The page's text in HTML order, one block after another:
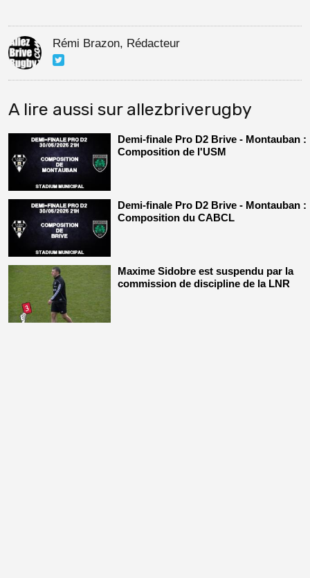
Rémi Brazon, Rédacteur
A lire aussi sur allezbriverugby
Demi-finale Pro D2 Brive - Montauban :
Composition de l'USM
Demi-finale Pro D2 Brive - Montauban :
Composition du CABCL
Maxime Sidobre est suspendu par la
commission de discipline de la LNR